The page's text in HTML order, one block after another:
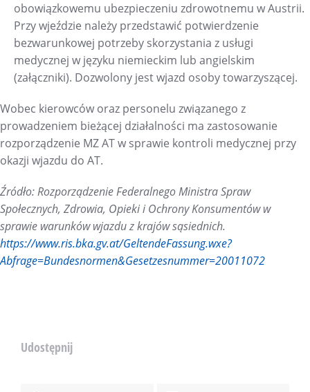
obowiązkowemu ubezpieczeniu zdrowotnemu w Austrii.
Przy wjeździe należy przedstawić potwierdzenie
bezwarunkowej potrzeby skorzystania z usługi
medycznej w języku niemieckim lub angielskim
(załączniki). Dozwolony jest wjazd osoby towarzyszącej.
Wobec kierowców oraz personelu związanego z
prowadzeniem bieżącej działalności ma zastosowanie
rozporządzenie MZ AT w sprawie kontroli medycznej przy
okazji wjazdu do AT.
Źródło: Rozporządzenie Federalnego Ministra Spraw
Społecznych, Zdrowia, Opieki i Ochrony Konsumentów w
sprawie warunków wjazdu z krajów sąsiednich.
https://www.ris.bka.gv.at/GeltendeFassung.wxe?
Abfrage=Bundesnormen&Gesetzesnummer=20011072
Udostępnij